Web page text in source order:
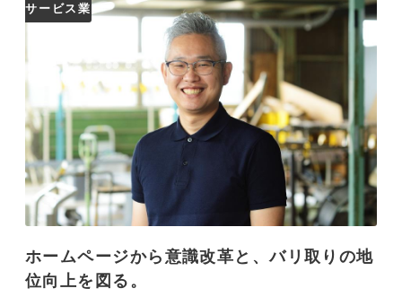
サービス業
ホームページから意識改革と、バリ取りの地
位向上を図る。